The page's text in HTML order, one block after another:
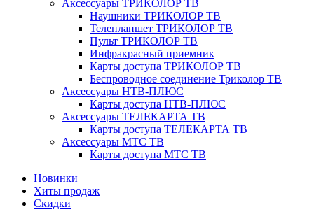
Аксессуары ТРИКОЛОР ТВ
Наушники ТРИКОЛОР ТВ
Телепланшет ТРИКОЛОР ТВ
Пульт ТРИКОЛОР ТВ
Инфракрасный приемник
Карты доступа ТРИКОЛОР ТВ
Беспроводное соединение Триколор ТВ
Аксессуары НТВ-ПЛЮС
Карты доступа НТВ-ПЛЮС
Аксессуары ТЕЛЕКАРТА ТВ
Карты доступа ТЕЛЕКАРТА ТВ
Аксессуары МТС ТВ
Карты доступа МТС ТВ
Новинки
Хиты продаж
Скидки